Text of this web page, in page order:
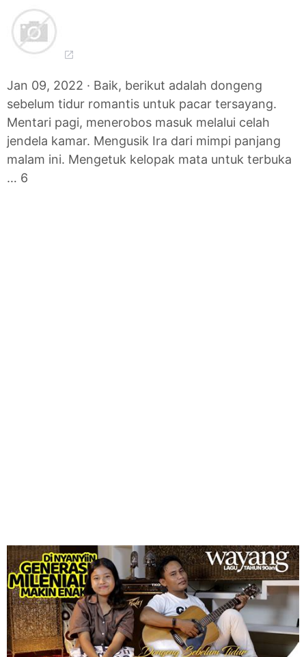
Jan 09, 2022 · Baik, berikut adalah dongeng
sebelum tidur romantis untuk pacar tersayang.
Mentari pagi, menerobos masuk melalui celah
jendela kamar. Mengusik Ira dari mimpi panjang
malam ini. Mengetuk kelopak mata untuk terbuka
… 6